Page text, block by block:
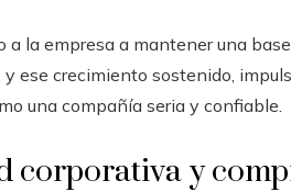
a la empresa a mantener una
ese crecimiento sostenido,
una compañía seria y confiable.
corporativa y